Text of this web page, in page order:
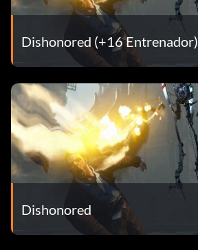
Dishonored (+16 Entrenador)
Dishonored